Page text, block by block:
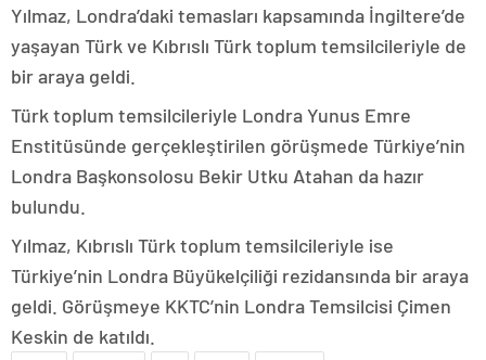
Yılmaz, Londra’daki temasları kapsamında İngiltere’de
yaşayan Türk ve Kıbrıslı Türk toplum temsilcileriyle de
bir araya geldi.
Türk toplum temsilcileriyle Londra Yunus Emre
Enstitüsünde gerçekleştirilen görüşmede Türkiye’nin
Londra Başkonsolosu Bekir Utku Atahan da hazır
bulundu.
Yılmaz, Kıbrıslı Türk toplum temsilcileriyle ise
Türkiye’nin Londra Büyükelçiliği rezidansında bir araya
geldi. Görüşmeye KKTC’nin Londra Temsilcisi Çimen
Keskin de katıldı.